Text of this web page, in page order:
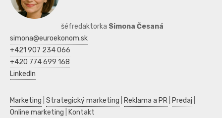
šéfredaktorka Simona Česaná
simona@euroekonom.sk
+421 907 234 066
+420 774 699 168
LinkedIn
Marketing Strategický marketing Reklama a PR Predaj
Online marketing
Kontakt